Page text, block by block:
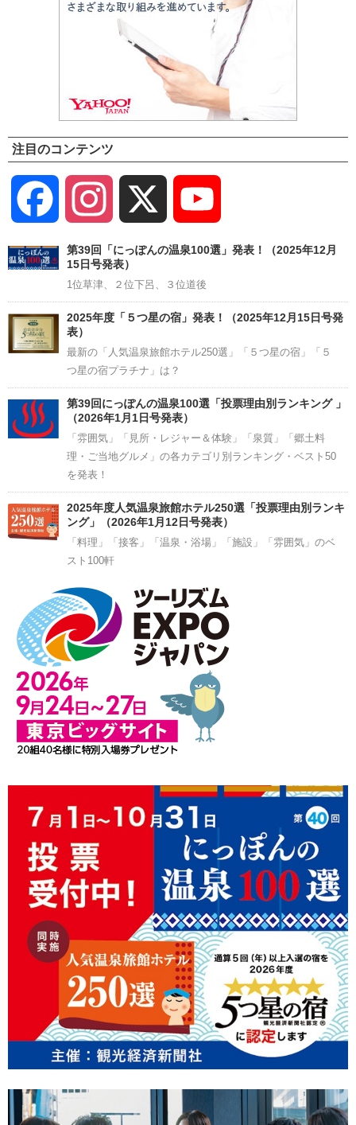
注目のコンテンツ
Facebook Instagram
Channel
第39回「にっぽんの温泉100選」発表！（2025年12月
15日号発表）
1位草津、２位下呂、３位道後
2025年度「５つ星の宿」発表！（2025年12月15日号発
表）
最新の「人気温泉旅館ホテル250選」「５つ星の宿」「５
つ星の宿プラチナ」は？
第39回にっぽんの温泉100選「投票理由別ランキング 」
（2026年1月1日号発表）
「雰囲気」「見所・レジャー＆体験」「泉質」「郷土料
理・ご当地グルメ」の各カテゴリ別ランキング・ベスト50
を発表！
2025年度人気温泉旅館ホテル250選「投票理由別ランキ
ング」（2026年1月12日号発表）
「料理」「接客」「温泉・浴場」「施設」「雰囲気」のベ
スト100軒